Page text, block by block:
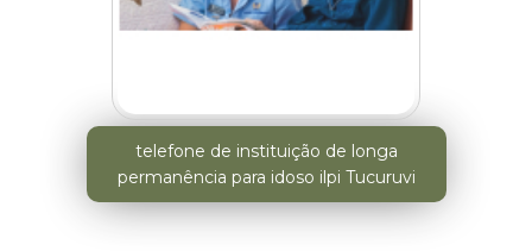
telefone de instituição de longa
permanência para idoso ilpi Tucuruvi